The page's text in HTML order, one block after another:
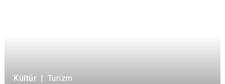
Kültür | Turizm